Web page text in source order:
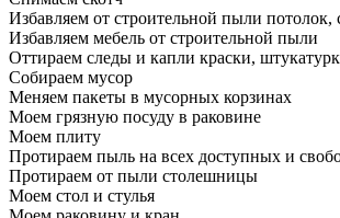
Избавляем от строительной пыли потолок,
Избавляем мебель от строительной пыли
Оттираем следы и капли краски,
Собираем мусор
Меняем пакеты в мусорных корзинах
Моем грязную посуду в раковине
Моем плиту
Протираем пыль на всех доступных и
Протираем от пыли столешницы
Моем стол и стулья